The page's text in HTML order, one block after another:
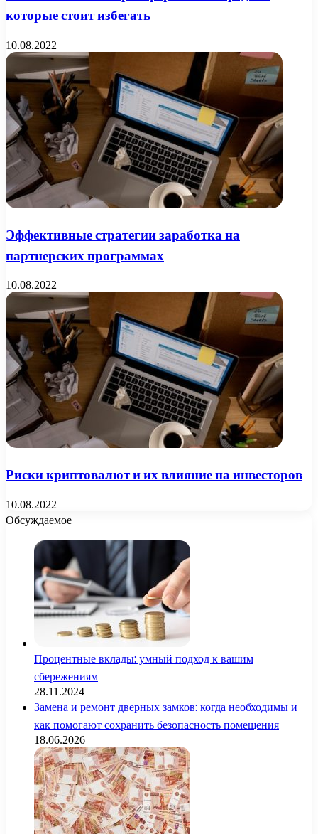
которые стоит избегать
10.08.2022
Эффективные стратегии заработка на
партнерских программах
10.08.2022
Риски криптовалют и их влияние на инвесторов
10.08.2022
Обсуждаемое
Процентные вклады: умный подход к вашим
сбережениям
28.11.2024
Замена и ремонт дверных замков: когда необходимы и
как помогают сохранить безопасность помещения
18.06.2026